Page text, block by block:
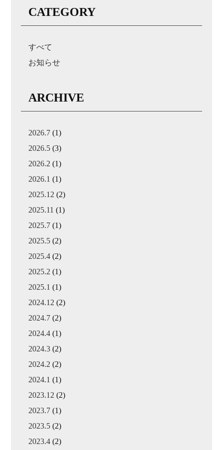
CATEGORY
すべて
お知らせ
ARCHIVE
2026.7 (1)
2026.5 (3)
2026.2 (1)
2026.1 (1)
2025.12 (2)
2025.11 (1)
2025.7 (1)
2025.5 (2)
2025.4 (2)
2025.2 (1)
2025.1 (1)
2024.12 (2)
2024.7 (2)
2024.4 (1)
2024.3 (2)
2024.2 (2)
2024.1 (1)
2023.12 (2)
2023.7 (1)
2023.5 (2)
2023.4 (2)